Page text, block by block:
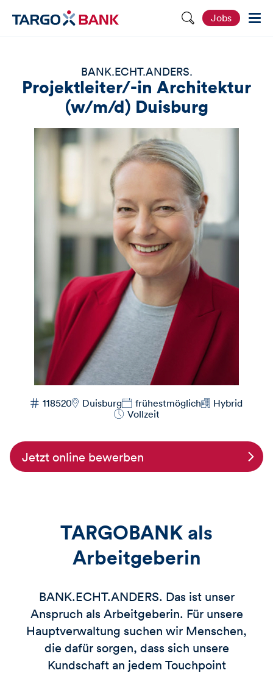
S
e
u
r
c
h
s
h
e
n
Jobs
BANK.ECHT.ANDERS.
Projektleiter/-in Architektur
(w/m/d) Duisburg
118520 Duisburg frühestmöglich
Hybrid
Vollzeit
Jetzt online bewerben
TARGOBANK als
Arbeitgeberin
BANK.ECHT.ANDERS. Das ist unser
Anspruch als Arbeitgeberin. Für unsere
Hauptverwaltung suchen wir Menschen,
die dafür sorgen, dass sich unsere
Kundschaft an jedem Touchpoint